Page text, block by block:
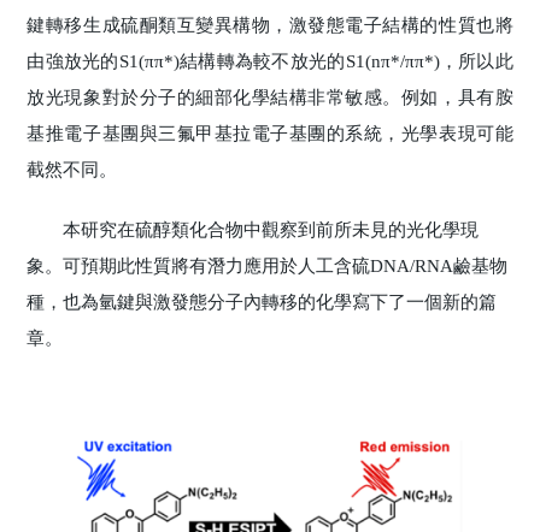
鍵轉移生成硫酮類互變異構物，激發態電子結構的性質也將
由強放光的S1(ππ*)結構轉為較不放光的S1(nπ*/ππ*)，所以此
放光現象對於分子的細部化學結構非常敏感。例如，具有胺
基推電子基團與三氟甲基拉電子基團的系統，光學表現可能
截然不同。
本研究在硫醇類化合物中觀察到前所未見的光化學現
象。可預期此性質將有潛力應用於人工含硫DNA/RNA鹼基物
種，也為氫鍵與激發態分子內轉移的化學寫下了一個新的篇
章。